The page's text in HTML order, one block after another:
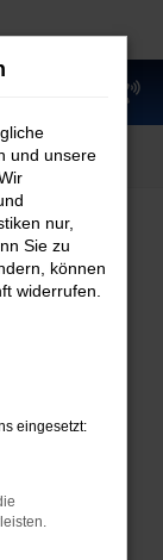
können:
und unsere
nur,
Sie zu
können
widerrufen.
eingesetzt: